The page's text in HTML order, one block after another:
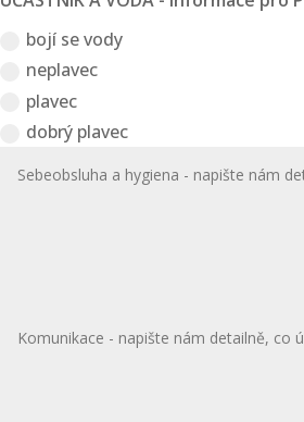
bojí se vody
neplavec
plavec
dobrý plavec